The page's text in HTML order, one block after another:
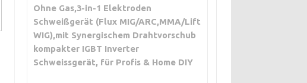
Ohne Gas,3-in-1 Elektroden
Schweißgerät (Flux MIG/ARC,MMA/Lift
WIG),mit Synergischem Drahtvorschub
kompakter IGBT Inverter
Schweissgerät, für Profis & Home DIY